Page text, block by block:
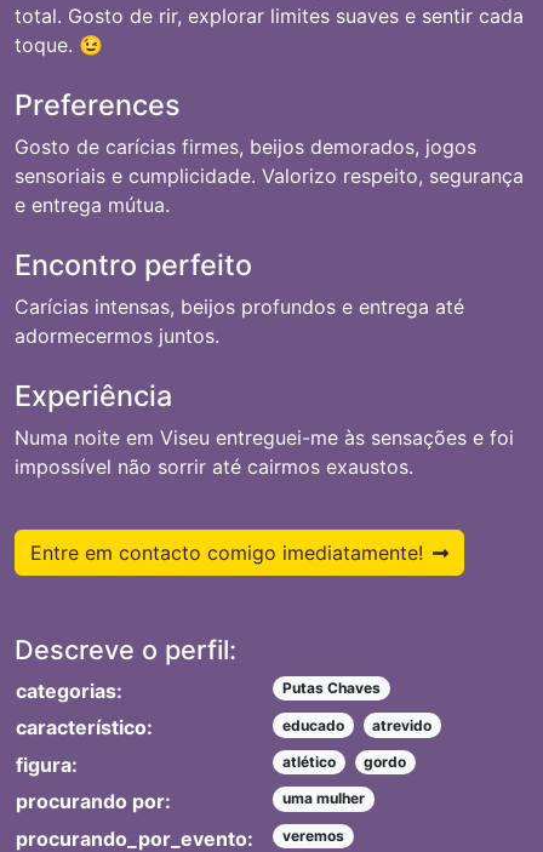
total. Gosto de rir, explorar limites suaves e sentir cada
toque. 😉
Preferences
Gosto de carícias firmes, beijos demorados, jogos
sensoriais e cumplicidade. Valorizo respeito, segurança
e entrega mútua.
Encontro perfeito
Carícias intensas, beijos profundos e entrega até
adormecermos juntos.
Experiência
Numa noite em Viseu entreguei-me às sensações e foi
impossível não sorrir até cairmos exaustos.
Entre em contacto comigo imediatamente!
Descreve o perfil:
categorias: Putas Chaves
característico: educado atrevido
figura: atlético gordo
procurando por: uma mulher
procurando_por_evento: veremos